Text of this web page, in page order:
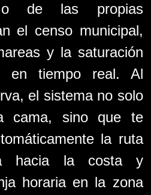
de las propias
el censo municipal,
y la saturación
en tiempo real. Al
el sistema no solo
cama, sino que te
la ruta
hacia la costa y
horaria en la zona